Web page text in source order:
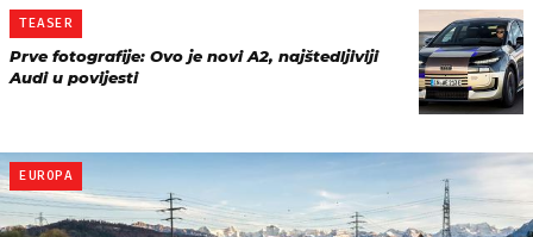
TEASER
Prve fotografije: Ovo je novi A2, najštedljiviji
Audi u povijesti
EUROPA